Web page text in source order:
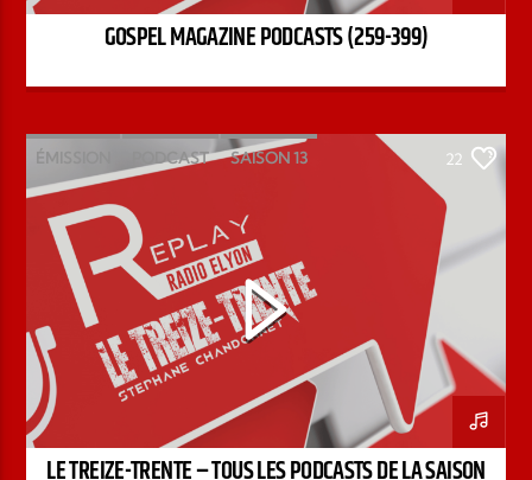
GOSPEL MAGAZINE PODCASTS (259-399)
ÉMISSION PODCAST SAISON 13
STÉPHANE CHANDONNET
22
LE TREIZE-TRENTE – TOUS LES PODCASTS DE LA SAISON